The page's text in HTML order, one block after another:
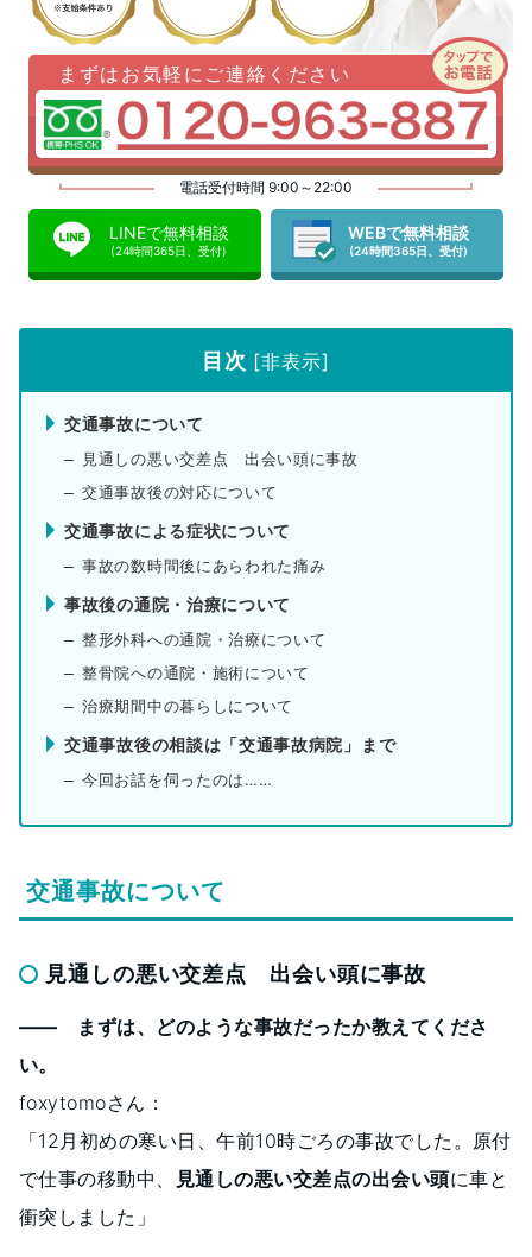
まずはお気軽にご連絡ください
電話受付時間 9:00～22:00
LINEで無料相談
(24時間365日、受付)
WEBで無料相談
(24時間365日、受付)
目次 [非表示]
交通事故について
見通しの悪い交差点 出会い頭に事故
交通事故後の対応について
交通事故による症状について
事故の数時間後にあらわれた痛み
事故後の通院・治療について
整形外科への通院・治療について
整骨院への通院・施術について
治療期間中の暮らしについて
交通事故後の相談は「交通事故病院」まで
今回お話を伺ったのは……
交通事故について
見通しの悪い交差点 出会い頭に事故
―― まずは、どのような事故だったか教えてくださ
い。
foxytomoさん：
「12月初めの寒い日、午前10時ごろの事故でした。原付
で仕事の移動中、
見通しの悪い交差点の出会い頭に車と
衝突しました」